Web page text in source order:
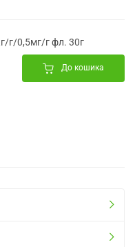
г/0,5мг/г фл. 30г
До кошика